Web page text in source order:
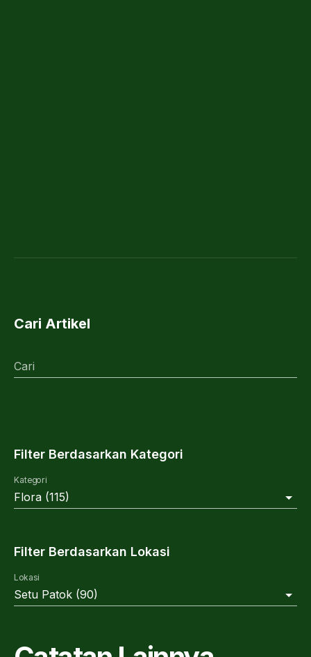
Cari Artikel
Cari
Filter Berdasarkan Kategori
Kategori
Flora (115)
Filter Berdasarkan Lokasi
Lokasi
Setu Patok (90)